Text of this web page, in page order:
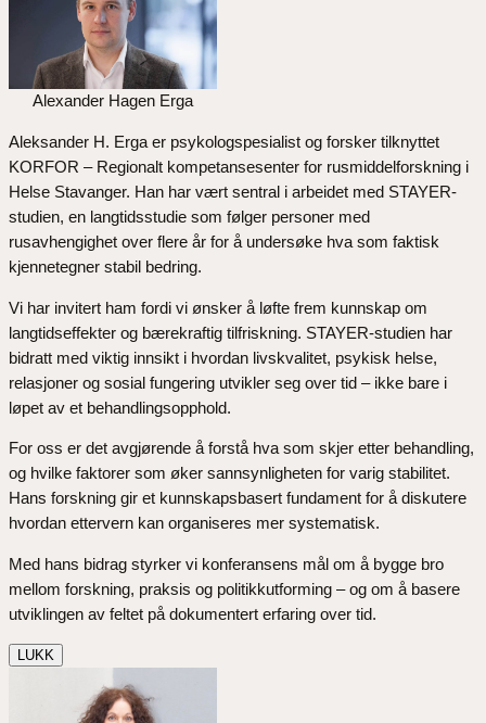
Alexander Hagen Erga
Aleksander H. Erga er psykologspesialist og forsker tilknyttet
KORFOR – Regionalt kompetansesenter for rusmiddelforskning i
Helse Stavanger. Han har vært sentral i arbeidet med STAYER-
studien, en langtidsstudie som følger personer med
rusavhengighet over flere år for å undersøke hva som faktisk
kjennetegner stabil bedring.
Vi har invitert ham fordi vi ønsker å løfte frem kunnskap om
langtidseffekter og bærekraftig tilfriskning. STAYER-studien har
bidratt med viktig innsikt i hvordan livskvalitet, psykisk helse,
relasjoner og sosial fungering utvikler seg over tid – ikke bare i
løpet av et behandlingsopphold.
For oss er det avgjørende å forstå hva som skjer etter behandling,
og hvilke faktorer som øker sannsynligheten for varig stabilitet.
Hans forskning gir et kunnskapsbasert fundament for å diskutere
hvordan ettervern kan organiseres mer systematisk.
Med hans bidrag styrker vi konferansens mål om å bygge bro
mellom forskning, praksis og politikkutforming – og om å basere
utviklingen av feltet på dokumentert erfaring over tid.
LUKK